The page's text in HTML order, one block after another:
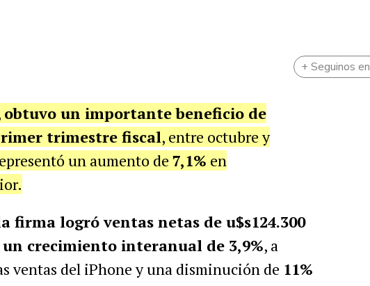
+ Seguinos en
obtuvo un importante beneficio de
trimestre fiscal, entre octubre y
un aumento de 7,1% en
firma logró ventas netas de u$s124.300
crecimiento interanual de 3,9%, a
ventas del iPhone y una disminución de 11%